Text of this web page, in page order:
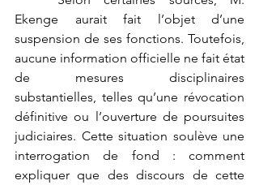
Ekenge aurait fait l’objet d’une
suspension de ses fonctions. Toutefois,
aucune information officielle ne fait état
de mesures disciplinaires
substantielles, telles qu’une révocation
définitive ou l’ouverture de poursuites
judiciaires. Cette situation soulève une
interrogation de fond : comment
expliquer que des discours de cette